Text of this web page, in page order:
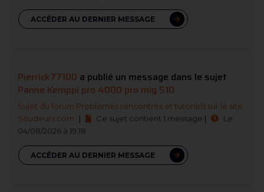
ACCÉDER AU DERNIER MESSAGE
Pierrick77100 a publié un message dans le sujet
Panne Kemppi pro 4000 pro mig 510
Sujet du forum Problèmes rencontrés et tutoriels sur le site
Soudeurs.com
| Ce sujet contient 1 message |
Le
04/08/2026 à 19:18
ACCÉDER AU DERNIER MESSAGE